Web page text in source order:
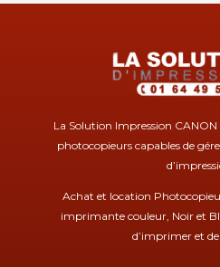
La Solution Impression
photocopieurs capables de
Achat et location
imprimante couleur, Noir et
d’imprimer et